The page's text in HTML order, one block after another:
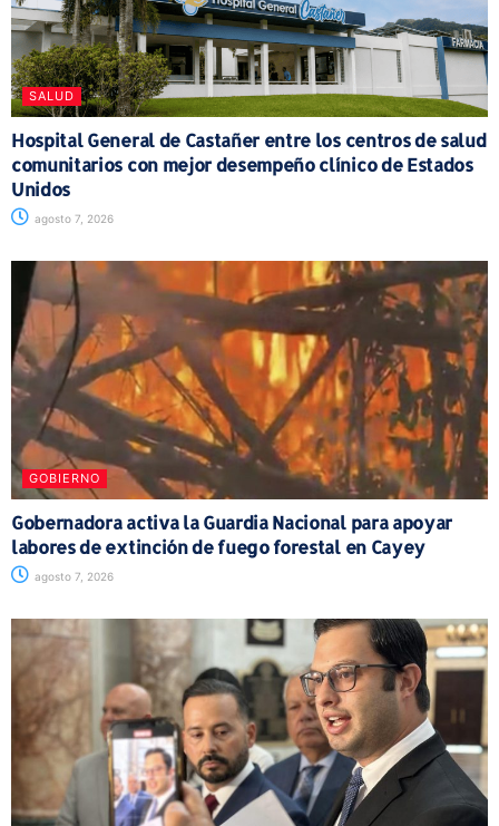
SALUD
Hospital General de Castañer entre los centros de salud
comunitarios con mejor desempeño clínico de Estados
Unidos
agosto 7, 2026
GOBIERNO
Gobernadora activa la Guardia Nacional para apoyar
labores de extinción de fuego forestal en Cayey
agosto 7, 2026